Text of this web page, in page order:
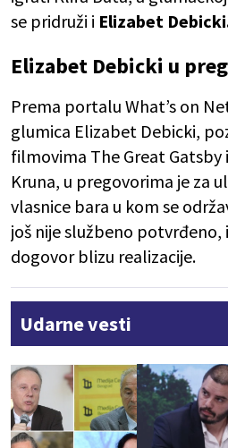
se pridruži i Elizabet
Elizabet Debicki u
Prema portalu What’s on
glumica Elizabet Debicki,
filmovima The Great Gatsby
Kruna, u pregovorima je za
vlasnice bara u kom se
još nije službeno potvrđeno,
dogovor blizu realizacije.
Udarne vesti